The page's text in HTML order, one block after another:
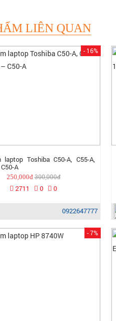
LIÊN QUAN
- 16%
laptop Toshiba C50-A, C55-A,
A
250,000đ300,000đ
2711 0 0
0922647777
- 7%